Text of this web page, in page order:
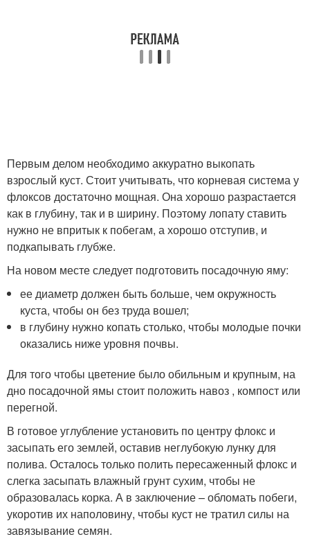
Первым делом необходимо аккуратно выкопать
взрослый куст. Стоит учитывать, что корневая система у
флоксов достаточно мощная. Она хорошо разрастается
как в глубину, так и в ширину. Поэтому лопату ставить
нужно не впритык к побегам, а хорошо отступив, и
подкапывать глубже.
На новом месте следует подготовить посадочную яму:
ее диаметр должен быть больше, чем окружность
куста, чтобы он без труда вошел;
в глубину нужно копать столько, чтобы молодые почки
оказались ниже уровня почвы.
Для того чтобы цветение было обильным и крупным, на
дно посадочной ямы стоит положить навоз , компост или
перегной.
В готовое углубление установить по центру флокс и
засыпать его землей, оставив неглубокую лунку для
полива. Осталось только полить пересаженный флокс и
слегка засыпать влажный грунт сухим, чтобы не
образовалась корка. А в заключение – обломать побеги,
укоротив их наполовину, чтобы куст не тратил силы на
завязывание семян.